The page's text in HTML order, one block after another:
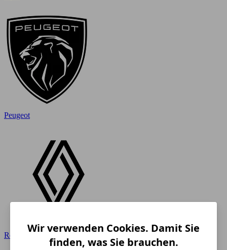
Peugeot
Renault
Wir verwenden Cookies. Damit Sie
finden, was Sie brauchen.